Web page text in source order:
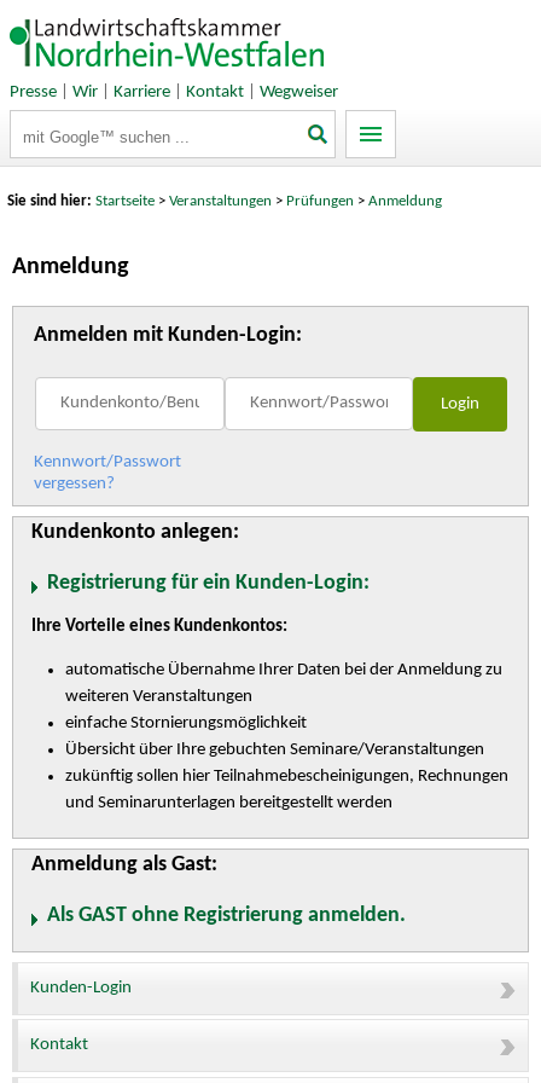
Presse| Wir| Karriere| Kontakt| Wegweiser
Sie sind hier:Startseite >Veranstaltungen > Prüfungen >Anmeldung
Anmeldung
Anmelden mit Kunden-Login:
Kennwort/Passwort
vergessen?
Kundenkonto anlegen:
Registrierung für ein Kunden-Login:
Ihre Vorteile eines Kundenkontos:
automatische Übernahme Ihrer Daten bei der Anmeldung zu
weiteren Veranstaltungen
einfache Stornierungsmöglichkeit
Übersicht über Ihre gebuchten Seminare/Veranstaltungen
zukünftig sollen hier Teilnahmebescheinigungen, Rechnungen
und Seminarunterlagen bereitgestellt werden
Anmeldung als Gast:
Als GAST ohne Registrierung anmelden.
Kunden-Login
Kontakt